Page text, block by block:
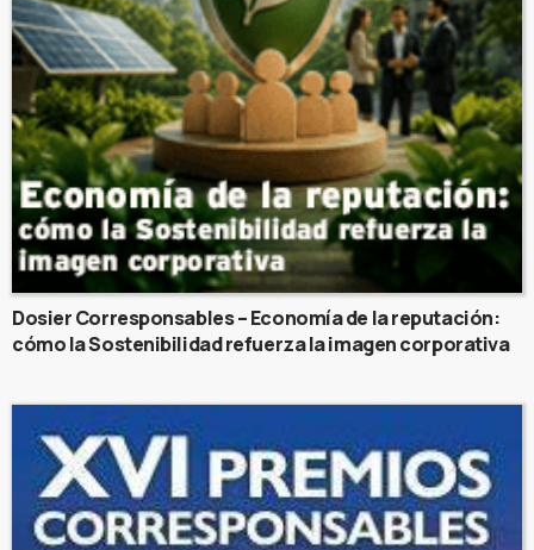
Dosier Corresponsables – Economía de la reputación:
cómo la Sostenibilidad refuerza la imagen corporativa